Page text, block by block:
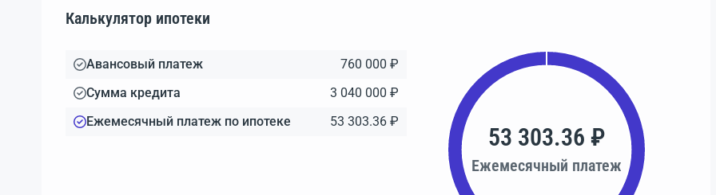
Калькулятор ипотеки
Авансовый платеж
760 000 ₽
Сумма кредита
3 040 000 ₽
Ежемесячный платеж по ипотеке
53 303.36 ₽
53 303.36 ₽
Ежемесячный платеж